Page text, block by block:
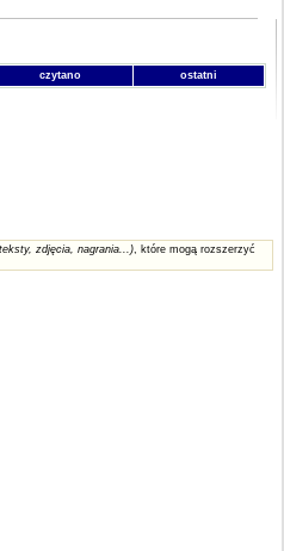
czytano ostatni
zdjęcia, nagrania...), które mogą rozszerzyć